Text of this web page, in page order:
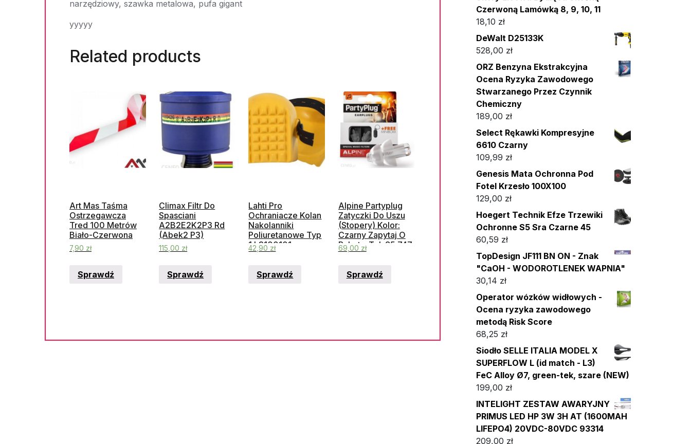
narzędziowy, szawka metalowa, pufa gigant
yyyyy
Related products
Art Mas Taśma
Ostrzegawcza
Tred 100 Metrów
Biało-Czerwona
7,90 zł
Sprawdź
Climax Filtr Do
Spasciani
A2B2E2K2P3 Rd
(Abek2 P3)
115,00 zł
Sprawdź
Lahti Pro
Ochraniacze Kolan
Nakolanniki
Poliuretanowe Typ
1 L3100101
42,90 zł
Sprawdź
Alpine Partyplug
Zatyczki Do Uszu
(Stopery) Kolor:
Czarny Zapytaj O
Rabat – Tel: 85 747
97 50
69,00 zł
Sprawdź
Czerwoną Lamówką 8, 9, 10, 11
18,10 zł
DeWalt D25133K
528,00 zł
ORZ Benzyna Ekstrakcyjna
Ocena Ryzyka Zawodowego
Stwarzanego Przez Czynnik
Chemiczny
189,00 zł
Select Rękawki Kompresyjne
6610 Czarny
109,99 zł
Genesis Mata Ochronna Pod
Fotel Krzesło 100X100
129,00 zł
Hoegert Technik Efze Trzewiki
Ochronne S5 Sra Czarne 45
60,59 zł
TopDesign JF111 BN ON - Znak
"CaOH - WODOROTLENEK WAPNIA"
30,14 zł
Operator wózków widłowych -
Ocena ryzyka zawodowego
metodą Risk Score
68,25 zł
Siodło SELLE ITALIA MODEL X
SUPERFLOW L (id match - L3)
FeC Alloy Ø7, green-tek, szare (NEW)
199,00 zł
INTELIGHT ZESTAW AWARYJNY
PRIMUS LED HP 3W 3H AT (1600MAH
LIFEPO4) 20VDC-80VDC 93314
209,00 zł